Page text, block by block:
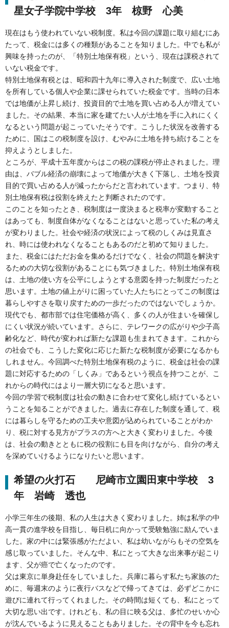
星女子学院中学校 3年 椋野 心美
現在はもう使われていない税制度。私は今回の課題に取り組むにあ
たって、税金には多くの種類があることを知りました。中でも私が
興味を持ったのが、「特別土地保有税」という、現在は課税されて
いない税金です。
特別土地保有税とは、昭和四十九年に導入された制度で、広い土地
を所有している個人や企業に課せられていた税金です。当時の日本
では地価が上昇し続け、投資目的で土地を買い占める人が増えてい
ました。その結果、本当に家を建てたい人が土地を手に入れにくく
なるという問題が起こっていたそうです。こうした状況を改善する
ために、国はこの税制度を設け、むやみに土地を持ち続けることを
抑えようとしました。
ところが、平成十五年度からはこの税の課税が停止されました。理
由は、バブル経済の崩壊によって地価が大きく下落し、土地を投資
目的で買い占める人が減ったからだと言われています。つまり、特
別土地保有税は役割を終えたと判断されたのです。
このことを知ったとき、税制度は一度決まると税率が変動すること
はあっても、制度自体がなくなることはないと思っていた私の考え
が変わりました。社会や経済の状況によって税のしくみは見直さ
れ、時には使われなくなることもあるのだと初めて知りました。
また、税金にはただお金を集めるだけでなく、社会の問題を解決す
るための大切な役割があることにも気づきました。特別土地保有税
は、土地の使い方を公平にしようとする意図を持った制度だったと
思います。土地の値上がりに困っていた人たちにとってこの制度は
暮らしやすさを取り戻すための一歩だったのではないでしょうか。
現代でも、都市部では住宅価格が高く、多くの人が住まいを確保し
にくい状況が続いています。さらに、テレワークの広がりや少子高
齢化など、時代が変われば新たな課題も生まれてきます。これから
の社会でも、こうした変化に応じた新たな税制度が必要になるかも
しれません。今回調べた特別土地保有税のように、税金は社会の課
題に対応するための「しくみ」であるという視点を持つことが、こ
れからの時代にはより一層大切になると思います。
今回の学習で税制度は社会の動きに合わせて変化し続けているとい
うことを知ることができました。過去に存在した制度を通して、税
には暮らしを守るための工夫や意図が込められていることがわか
り、税に対する見方がプラスの方へと大きく変わりました。今後
は、社会の動きとともに税の役割にも目を向けながら、自分の考え
を深めていけるようになりたいと思います。
希望の火打石 尼崎市立園田東中学校 3
年 岩崎 透也
小学三年生の後期、私の人生は大きく変わりました。姉は私学の中
高一貫の進学校を目指し、毎日机に向かって受験勉強に励んでいま
した。家の中には緊張感がただよい、私は幼いながらもその空気を
感じ取っていました。そんな中、私にとって大きな出来事が起こり
ます、父が癌で亡くなったのです。
父は東京に単身赴任をしていました。兵庫に暮らす私たち家族のた
めに、毎週末のように夜行バスなどで帰ってきては、必ずどこかに
遊びに連れて行ってくれました。その時間は短くても、私にとって
大切な思い出です。けれども、私の目に映る父は、多忙のせいか心
が沈んでいるように見えることもありました。その背中を今も忘れ